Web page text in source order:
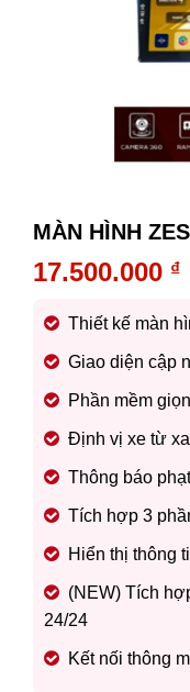
MÀN HÌNH
17.500.000 ₫
Thiết kế màn
Giao diện cập
Phần mềm
Định vị xe từ
Thông báo
Tích hợp 3
Hiển thị thông
(NEW) Tích
24/24
Kết nối thông